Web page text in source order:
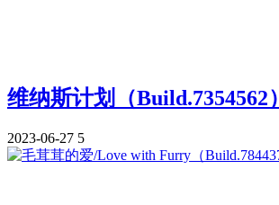
维纳斯计划（Build.7354562）
2023-06-27 5